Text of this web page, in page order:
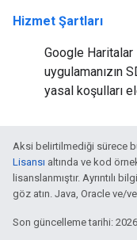
Hizmet Şartları
Google
uygulamanızın
yasal koşulları
Aksi belirtilmediği sürece
Lisansı altında ve kod
lisanslanmıştır. Ayrıntılı
göz atın. Java, Oracle ve/
Son güncelleme tarihi: